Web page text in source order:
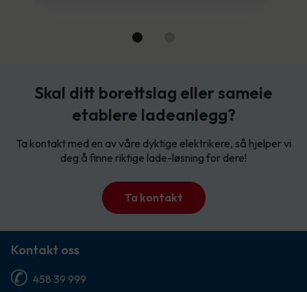
Skal ditt borettslag eller sameie
etablere ladeanlegg?
Ta kontakt med en av våre dyktige elektrikere, så hjelper vi
deg å finne riktige lade-løsning for dere!
Ta kontakt
Kontakt oss
458 39 999